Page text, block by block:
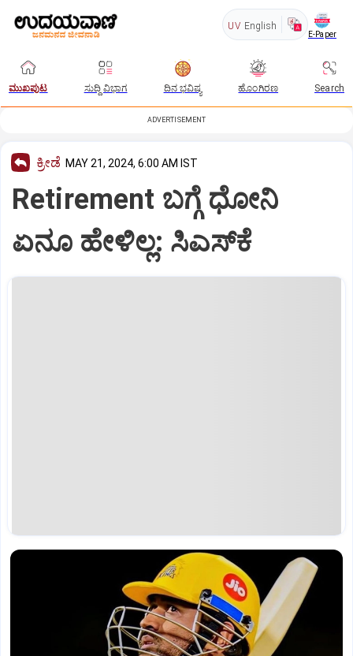
UV English
E-Paper
ಮುಖಪುಟ ಸುದ್ದಿ ವಿಭಾಗ ದಿನ ಭವಿಷ್ಯ ಹೊಂಗಿರಣ Search
ADVERTISEMENT
ಕ್ರೀಡೆ MAY 21, 2024, 6:00 AM IST
Retirement ಬಗ್ಗೆ ಧೋನಿ
ಏನೂ ಹೇಳಿಲ್ಲ: ಸಿಎಸ್‌ಕೆ